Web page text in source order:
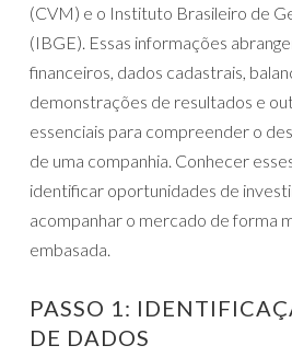
(CVM) e o Instituto Brasileiro de
(IBGE). Essas informações
financeiros, dados cadastrais,
demonstrações de resultados e
essenciais para compreender o
de uma companhia. Conhecer
identificar oportunidades de
acompanhar o mercado de forma
embasada.
PASSO 1:
DE DADOS